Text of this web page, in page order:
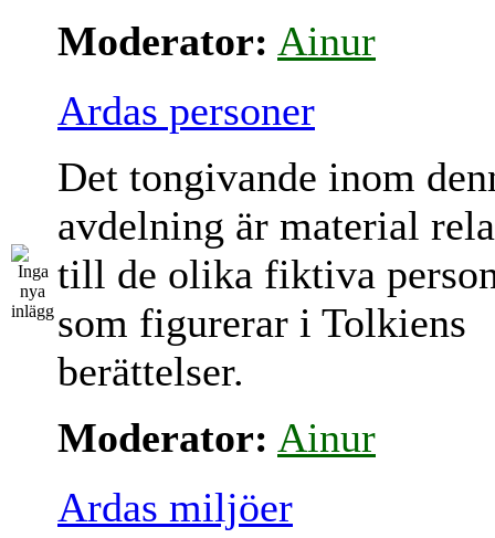
Moderator: Ainur
Ardas personer
Det tongivande inom
avdelning är material
till de olika fiktiva
som figurerar i Tolkiens
berättelser.
Moderator: Ainur
Ardas miljöer